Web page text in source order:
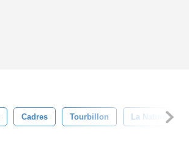
Cadres Tourbillon La Nature